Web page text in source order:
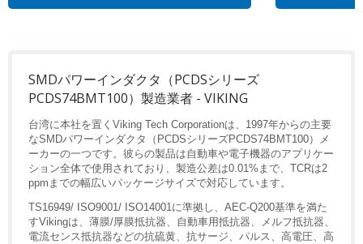
SMDパワーインダクタ（PCDSシリーズ
PCDS74BMT100）製造業者 - VIKING
台湾に本社を置くViking Tech Corporationは、1997年からの主要
なSMDパワーインダクタ（PCDSシリーズPCDS74BMT100）メ
ーカーの一つです。彼らの製品は自動車や電子機器のアプリケー
ション全体で使用されており、製造公差は0.01%まで、TCRは2
ppmまでの幅広いパッケージサイズで対応しています。
TS16949/ ISO9001/ ISO14001に準拠し、AEC-Q200基準を満た
すVikingは、薄膜/厚膜抵抗器、自動車用抵抗器、メルフ抵抗器、
電流センス抵抗器などの抗硫黄、抗サージ、パルス、高電圧、高